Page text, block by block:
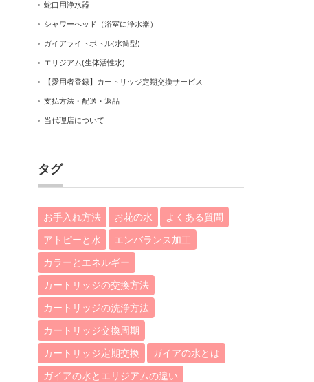
蛇口用浄水器
シャワーヘッド（浴室に浄水器）
ガイアライトボトル(水筒型)
エリジアム(生体活性水)
【愛用者登録】カートリッジ定期交換サービス
支払方法・配送・返品
当代理店について
タグ
お手入れ方法 お花の水 よくある質問
アトピーと水 エンバランス加工
カラーとエネルギー
カートリッジの交換方法
カートリッジの洗浄方法
カートリッジ交換周期
カートリッジ定期交換 ガイアの水とは
ガイアの水とエリジアムの違い